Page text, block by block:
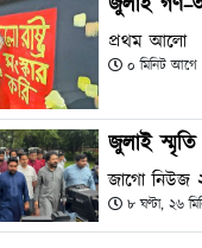
প্রথম আলো
০ মিনিট আগে
জুলাই
জাগো নিউজ
৮ ঘণ্টা, ২৬